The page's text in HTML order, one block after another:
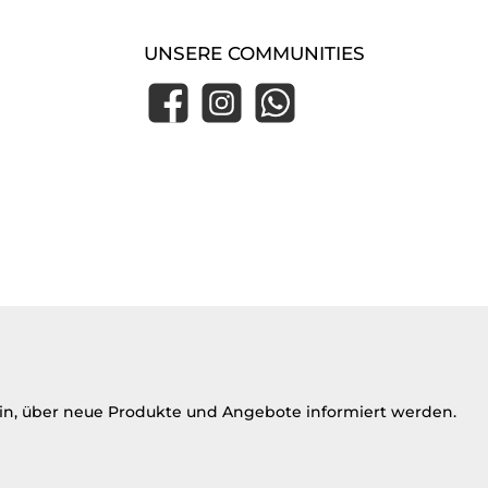
UNSERE COMMUNITIES
FacebookInstagramWhatsApp
über neue Produkte und Angebote informiert werden.